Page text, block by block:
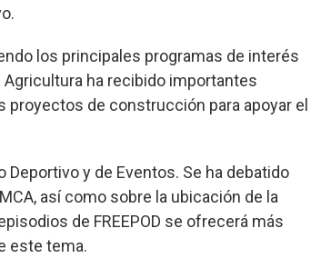
los principales programas de interés
ha recibido importantes
proyectos de construcción para apoyar el
y de Eventos. Se ha debatido
así como sobre la ubicación de la
de FREEPOD se ofrecerá más
este tema.